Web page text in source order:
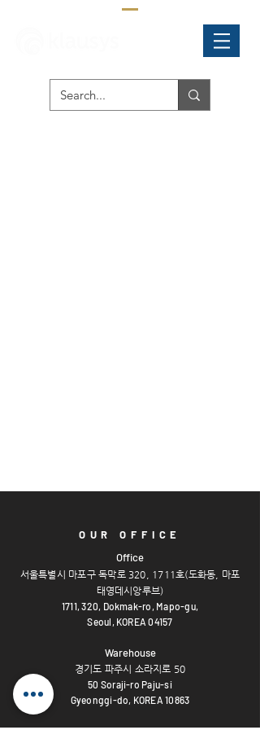
OUR OFFICE
Office
서울특별시 마포구 독막로 320, 1711호(도화동, 마포
태영데시앙루브)
1711, 320, Dokmak-ro, Mapo-gu,
Seoul, KOREA 04157
Warehouse
경기도 파주시 소라지로 50
50 Soraji-ro Paju-si
Gyeonggi-do, KOREA 10863